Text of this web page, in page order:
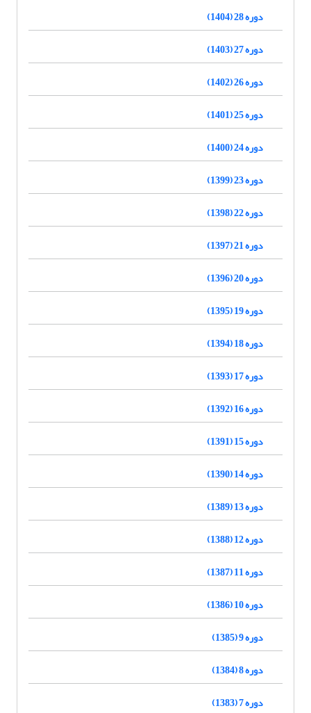
دوره 28 (1404)
دوره 27 (1403)
دوره 26 (1402)
دوره 25 (1401)
دوره 24 (1400)
دوره 23 (1399)
دوره 22 (1398)
دوره 21 (1397)
دوره 20 (1396)
دوره 19 (1395)
دوره 18 (1394)
دوره 17 (1393)
دوره 16 (1392)
دوره 15 (1391)
دوره 14 (1390)
دوره 13 (1389)
دوره 12 (1388)
دوره 11 (1387)
دوره 10 (1386)
دوره 9 (1385)
دوره 8 (1384)
دوره 7 (1383)